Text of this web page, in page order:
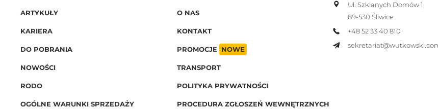
ARTYKUŁY O NAS
KARIERA KONTAKT
DO POBRANIA PROMOCJE NOWE
NOWOŚCI TRANSPORT
RODO POLITYKA PRYWATNOŚCI
OGÓLNE WARUNKI SPRZEDAŻY PROCEDURA ZGŁOSZEŃ WEWNĘTRZNYCH
Ul. Szklanych Domów 1,
89-530 Śliwice
+48 52 33 40 810